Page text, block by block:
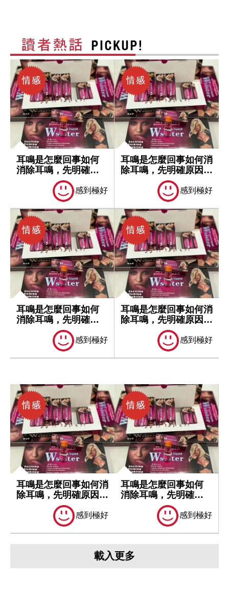
耳鳴是怎麼回事如何
消除耳鳴，先明確原
感到極好
耳鳴是怎麼回事如何消
除耳鳴，先明確原因再
感到極好
耳鳴是怎麼回事如何
消除耳鳴，先明確原
感到極好
耳鳴是怎麼回事如何消
除耳鳴，先明確原因再
感到極好
耳鳴是怎麼回事如何消
除耳鳴，先明確原因再
感到極好
耳鳴是怎麼回事如何
消除耳鳴，先明確原
感到極好
載入更多